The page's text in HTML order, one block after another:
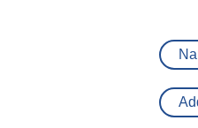
Name